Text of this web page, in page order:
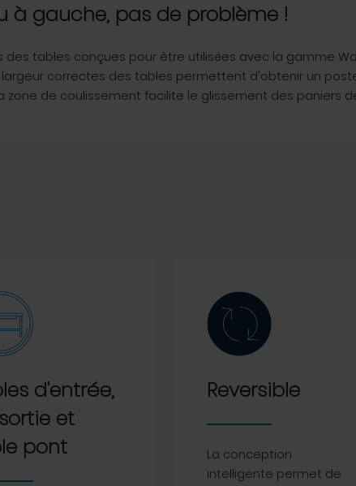
à gauche, pas de problème !
des tables conçues pour être utilisées avec la gamme
largeur correctes des tables permettent d'obtenir un
zone de coulissement facilite le glissement des paniers
d'entrée,
et
pont
Reversible
La conception
intelligente permet de